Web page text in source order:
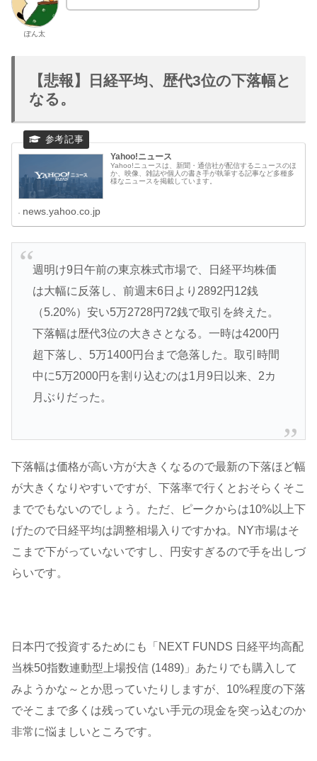
ぽん太
【悲報】日経平均、歴代3位の下落幅と
なる。
Yahoo!ニュース
Yahoo!ニュースは、新聞・通信社が配信するニュースのほ
か、映像、雑誌や個人の書き手が執筆する記事など多種多
様なニュースを掲載しています。
news.yahoo.co.jp
週明け9日午前の東京株式市場で、日経平均株価
は大幅に反落し、前週末6日より2892円12銭
（5.20%）安い5万2728円72銭で取引を終えた。
下落幅は歴代3位の大きさとなる。一時は4200円
超下落し、5万1400円台まで急落した。取引時間
中に5万2000円を割り込むのは1月9日以来、2カ
月ぶりだった。
下落幅は価格が高い方が大きくなるので最新の下落ほど幅
が大きくなりやすいですが、下落率で行くとおそらくそこ
まででもないのでしょう。ただ、ピークからは10%以上下
げたので日経平均は調整相場入りですかね。NY市場はそ
こまで下がっていないですし、円安すぎるので手を出しづ
らいです。
日本円で投資するためにも「NEXT FUNDS 日経平均高配
当株50指数連動型上場投信 (1489)」あたりでも購入して
みようかな～とか思っていたりしますが、10%程度の下落
でそこまで多くは残っていない手元の現金を突っ込むのか
非常に悩ましいところです。